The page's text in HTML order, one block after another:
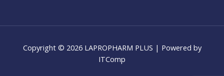
Copyright © 2026 LAPROPHARM PLUS | Powered by
ITComp